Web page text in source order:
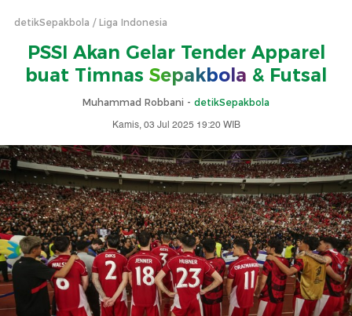
detikSepakbola Liga Indonesia
PSSI Akan Gelar Tender Apparel
buat Timnas Sepakbola & Futsal
Muhammad Robbani - detikSepakbola
Kamis, 03 Jul 2025 19:20 WIB